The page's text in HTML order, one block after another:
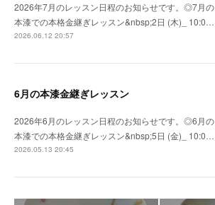
2026年7月のレッスン日程のお知らせです。◎7月の
本漆での本格金継ぎレッスン&nbsp;2日 (木)_ 10:0…
2026.06.12 20:57
6月の本漆金継ぎレッスン
2026年6月のレッスン日程のお知らせです。◎6月の
本漆での本格金継ぎレッスン&nbsp;5日 (金)_ 10:0…
2026.05.13 20:45